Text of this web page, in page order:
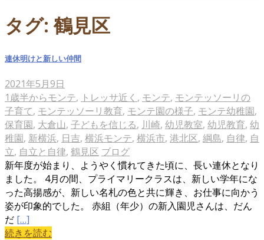
タグ:鶴見区
連休明けと新しい仲間
2021年5月9日
1歳半からモンテ, トレッサ近く , モンテ, モンテッソーリの
子育て, モンテッソーリ教育, モンテ園の様子, モンテ幼稚園,
保育園, 大倉山, 子どもを信じる, 川崎, 幼児教室, 幼児教育, 幼
稚園, 新横浜, 日吉, 横浜モンテ, 横浜市, 港北区, 綱島, 自律, 自
立, 自立と自律, 鶴見区 ブログ
新年度が始まり、ようやく慣れてきた頃に、長い連休となり
ました。 4月の間、プライマリークラスは、新しい学年にな
った高揚感が、新しい名札の色と共に輝き、お仕事に向かう
姿が印象的でした。 赤組（年少）の新入園児さんは、だん
だ […]
続きを読む